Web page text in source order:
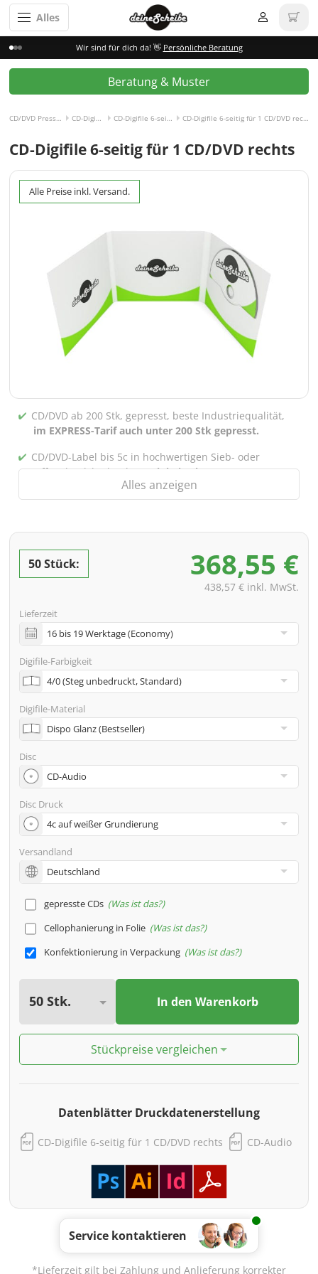
Alles
Wir sind für dich da! 👋 Persönliche Beratung
Beratung & Muster
CD/DVD Pressen CD-Digifile CD-Digifile 6-seitig CD-Digifile 6-seitig für 1 CD/DVD rechts
CD-Digifile 6-seitig für 1 CD/DVD rechts
Alle Preise inkl. Versand.
CD/DVD ab 200 Stk, gepresst, beste Industriequalität,
im EXPRESS-Tarif auch unter 200 Stk gepresst.
CD/DVD-Label bis 5c in hochwertigen Sieb- oder
Offsetdruck bedruckt,auch bei gebrannten CDs/DVDs
inkl. PREMIUM Datencheck (Überprüfung der Daten ink.
Screenproof bzw. PDF-Ansichtsdatei vorab zur
inkl. Glasmaster (bei Pressung) & Versand an eine
Adresse
Viele weitere Möglichkeiten wie 2. Lieferadressen,
Neutraler Versand usw. gern auf Anfrage
Alles anzeigen
50 Stück: 368,55 €
438,57 € inkl. MwSt.
Lieferzeit
Digifile-Farbigkeit
Digifile-Material
Disc
Disc Druck
Versandland
gepresste CDs Was ist das?
Cellophanierung in Folie Was ist das?
Konfektionierung in Verpackung Was ist das?
In den Warenkorb
Stückpreise vergleichen
Datenblätter Druckdatenerstellung
CD-Digifile 6-seitig für 1 CD/DVD rechts CD-Audio
Service kontaktieren
*Lieferzeit gilt bei Zahlung und Anlieferung korrekter